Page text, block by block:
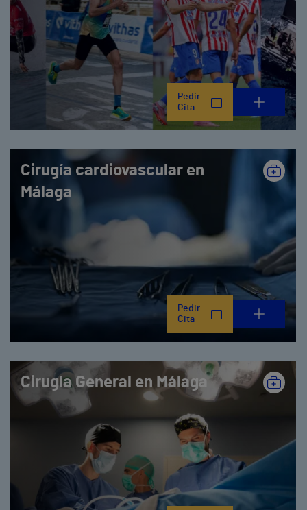
Pedir
Cita
Cirugía cardiovascular en
Málaga
Pedir
Cita
Cirugía General en Málaga